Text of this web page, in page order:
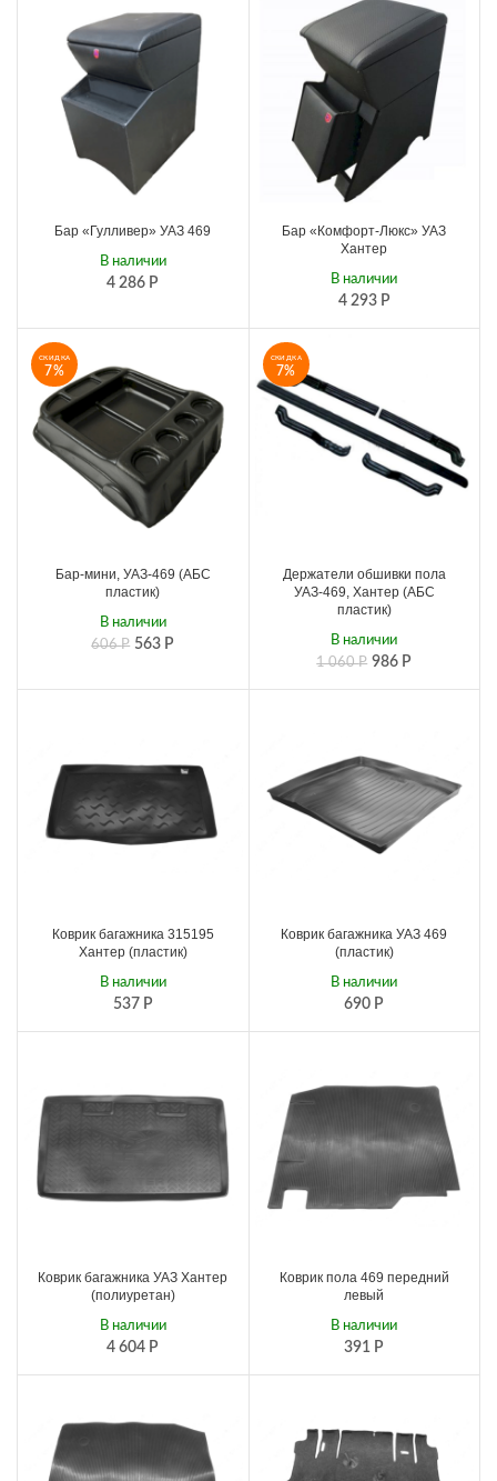
Бар «Гулливер» УАЗ 469
4 286 Р
В наличии
Бар «Комфорт-Люкс» УАЗ
Хантер
4 293 Р
В наличии
СКИДКА
7%
Бар-мини, УАЗ-469 (АБС
пластик)
606Р 563 Р
В наличии
СКИДКА
7%
Держатели обшивки пола
УАЗ-469, Хантер (АБС
пластик)
1 060Р 986 Р
В наличии
Коврик багажника 315195
Хантер (пластик)
537 Р
В наличии
Коврик багажника УАЗ 469
(пластик)
690 Р
В наличии
Коврик багажника УАЗ Хантер
(полиуретан)
4 604 Р
В наличии
Коврик пола 469 передний
левый
391 Р
В наличии